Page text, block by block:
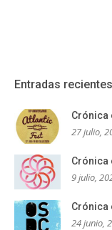
Entradas recientes
Crónica
27 julio,
Crónica
9 julio,
Crónica
24 junio,